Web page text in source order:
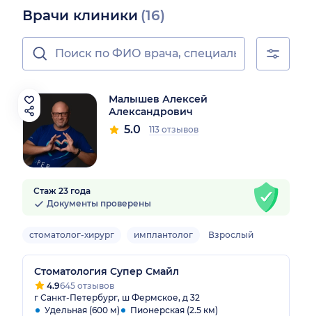
Врачи клиники (16)
Малышев Алексей
Александрович
5.0 113 отзывов
Стаж 23 года
Документы проверены
стоматолог-хирург имплантолог Взрослый
Стоматология Супер Смайл
4.9645 отзывов
г Санкт-Петербург, ш Фермское, д 32
Удельная (600 м)
Пионерская (2.5 км)